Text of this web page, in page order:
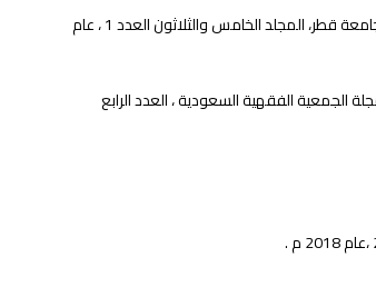
بحث محكم بعنوان ( الكساد وأثره في كيفية إخراج زكاة عروض التجارة – دراسة فقهية ) ، مجلة كلية الشريعة بجامعة قطر، المجلد الخامس والثلاثون العدد 1 ، عام
الفقهية السعودية ، العدد الرابع